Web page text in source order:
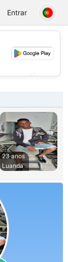
Entrar
23 anos
Luanda